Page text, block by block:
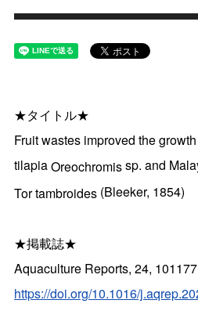
★タイトル★
Fruit wastes improved the
tilapiaOreochromissp. and
Tor tambroides (Bleeker, 1854)
★掲載誌★
Aquaculture Reports, 24, 101177
https://doi.org/10.1016/j.